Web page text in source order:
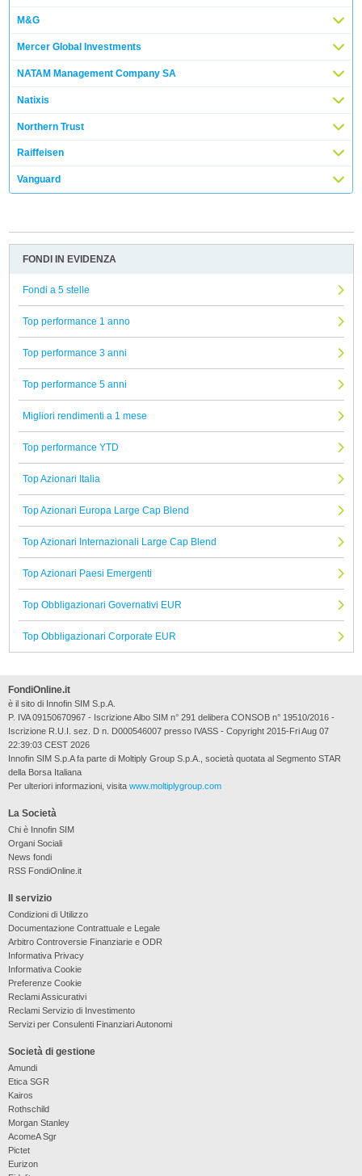
M&G
Mercer Global Investments
NATAM Management Company SA
Natixis
Northern Trust
Raiffeisen
Vanguard
FONDI IN EVIDENZA
Fondi a 5 stelle
Top performance 1 anno
Top performance 3 anni
Top performance 5 anni
Migliori rendimenti a 1 mese
Top performance YTD
Top Azionari Italia
Top Azionari Europa Large Cap Blend
Top Azionari Internazionali Large Cap Blend
Top Azionari Paesi Emergenti
Top Obbligazionari Governativi EUR
Top Obbligazionari Corporate EUR
La Società
Chi è Innofin SIM
Organi Sociali
News fondi
RSS FondiOnline.it
Il servizio
Condizioni di Utilizzo
Documentazione Contrattuale e Legale
Arbitro Controversie Finanziarie e ODR
Informativa Privacy
Informativa Cookie
Preferenze Cookie
Reclami Assicurativi
Reclami Servizio di Investimento
Servizi per Consulenti Finanziari Autonomi
Società di gestione
Amundi
Etica SGR
Kairos
Rothschild
Morgan Stanley
AcomeA Sgr
Pictet
Eurizon
FondiOnline.it
è il sito di Innofin SIM S.p.A.
P. IVA 09150670967 - Iscrizione Albo SIM n° 291 delibera CONSOB n° 19510/2016 -
Iscrizione R.U.I. sez. D n. D000546007 presso IVASS - Copyright 2015-Fri Aug 07
22:39:03 CEST 2026
Innofin SIM S.p.A fa parte di Moltiply Group S.p.A., società quotata al Segmento STAR
della Borsa Italiana
Per ulteriori informazioni, visita www.moltiplygroup.com